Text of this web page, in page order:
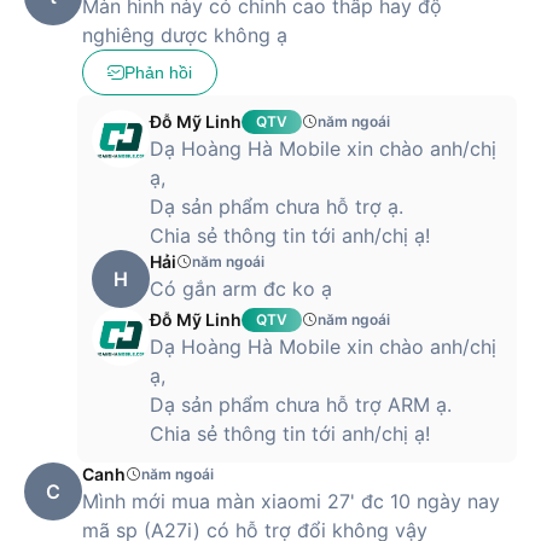
hình Xiaomi Gaming Monitor, hướng đến trải nghiệm chơi
game chuyên nghiệp cho người dùng.
Dòng màn hình Xiaomi Gaming
Xiaomi Gaming Monitor là dòng sản phẩm được thiết kế dành
cho nhu cầu của các game thủ chuyên nghiệp. Với ưu điểm
nổi bật là kích thước màn hình lớn, khoảng từ 24 inch đến 34
inch, các thiết này còn có độ phân giải cao từ Full HD cho tới
WQHD. Hầu hết các dòng màn hình gaming của Xiaomi đều
có tần số quét tới 165Hz tích hợp nhiều công nghệ hiện đại
như FreeSynC hoặc G-SynC để tối ưu trải nghiệm cho người
dùng khi đang tận hưởng các trò chơi.
Đồng thời, nhà sản xuất cũng sẽ bổ sung thêm các tính năng
bảo vệ mắt để người dùng có thể sử dụng thoải mái trong
thời gian dài. Xiaomi Gaming Monitor là lựa chọn của người
dùng tìm kiếm sản phẩm trong tầm giá nhưng vẫn đạt được
Màn hình này có chỉnh cao thấp hay độ
nghiêng dược không ạ
Phản hồi
Đỗ Mỹ Linh QTV năm ngoái
Dạ Hoàng Hà Mobile xin chào anh/chị
ạ,
Dạ sản phẩm chưa hỗ trợ ạ.
Chia sẻ thông tin tới anh/chị ạ!
H
Hải năm ngoái
Có gắn arm đc ko ạ
Đỗ Mỹ Linh QTV năm ngoái
Dạ Hoàng Hà Mobile xin chào anh/chị
ạ,
Dạ sản phẩm chưa hỗ trợ ARM ạ.
Chia sẻ thông tin tới anh/chị ạ!
C
Canh năm ngoái
Mình mới mua màn xiaomi 27' đc 10 ngày nay
mã sp (A27i) có hỗ trợ đổi không vậy